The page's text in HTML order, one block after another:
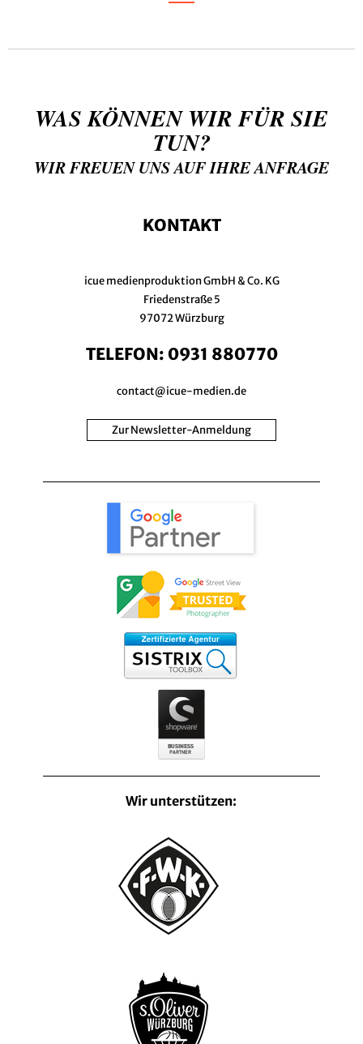
WAS KÖNNEN WIR FÜR SIE
TUN?
WIR FREUEN UNS AUF IHRE ANFRAGE
KONTAKT
icue medienproduktion GmbH & Co. KG
Friedenstraße 5
97072 Würzburg
TELEFON: 0931 880770
contact@icue-medien.de
Zur Newsletter-Anmeldung
Wir unterstützen: